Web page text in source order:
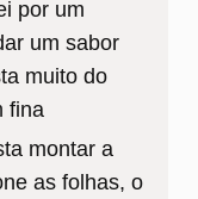
por um
um sabor
muito do
fina
montar a
as folhas, o